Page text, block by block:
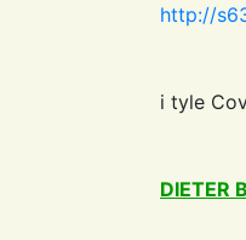
http://
i tyle
DIETER